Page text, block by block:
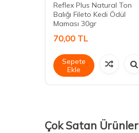
Reflex Plus Natural Ton
Balığı Fileto Kedi Ödül
Maması 30gr
70,00 TL
Sepete
Ekle
Çok Satan Ürünler